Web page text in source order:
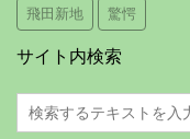
飛田新地 驚愕
サイト内検索